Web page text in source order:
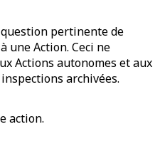
pertinente de
une Action. Ceci ne
Actions autonomes et aux
archivées.
action.